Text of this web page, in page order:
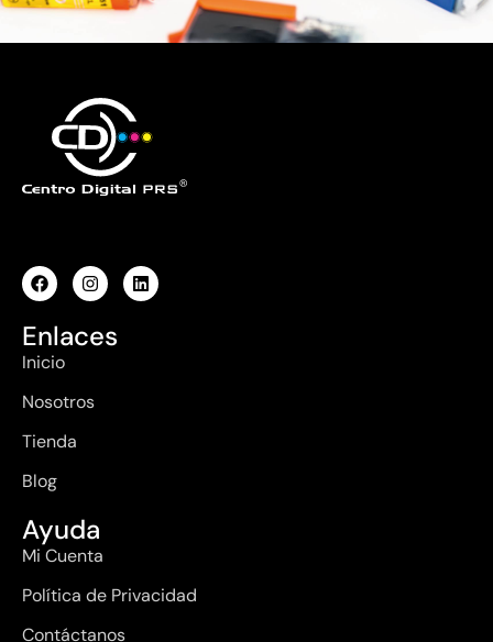
Enlaces
Inicio
Nosotros
Tienda
Blog
Ayuda
Mi Cuenta
Política de Privacidad
Contáctanos